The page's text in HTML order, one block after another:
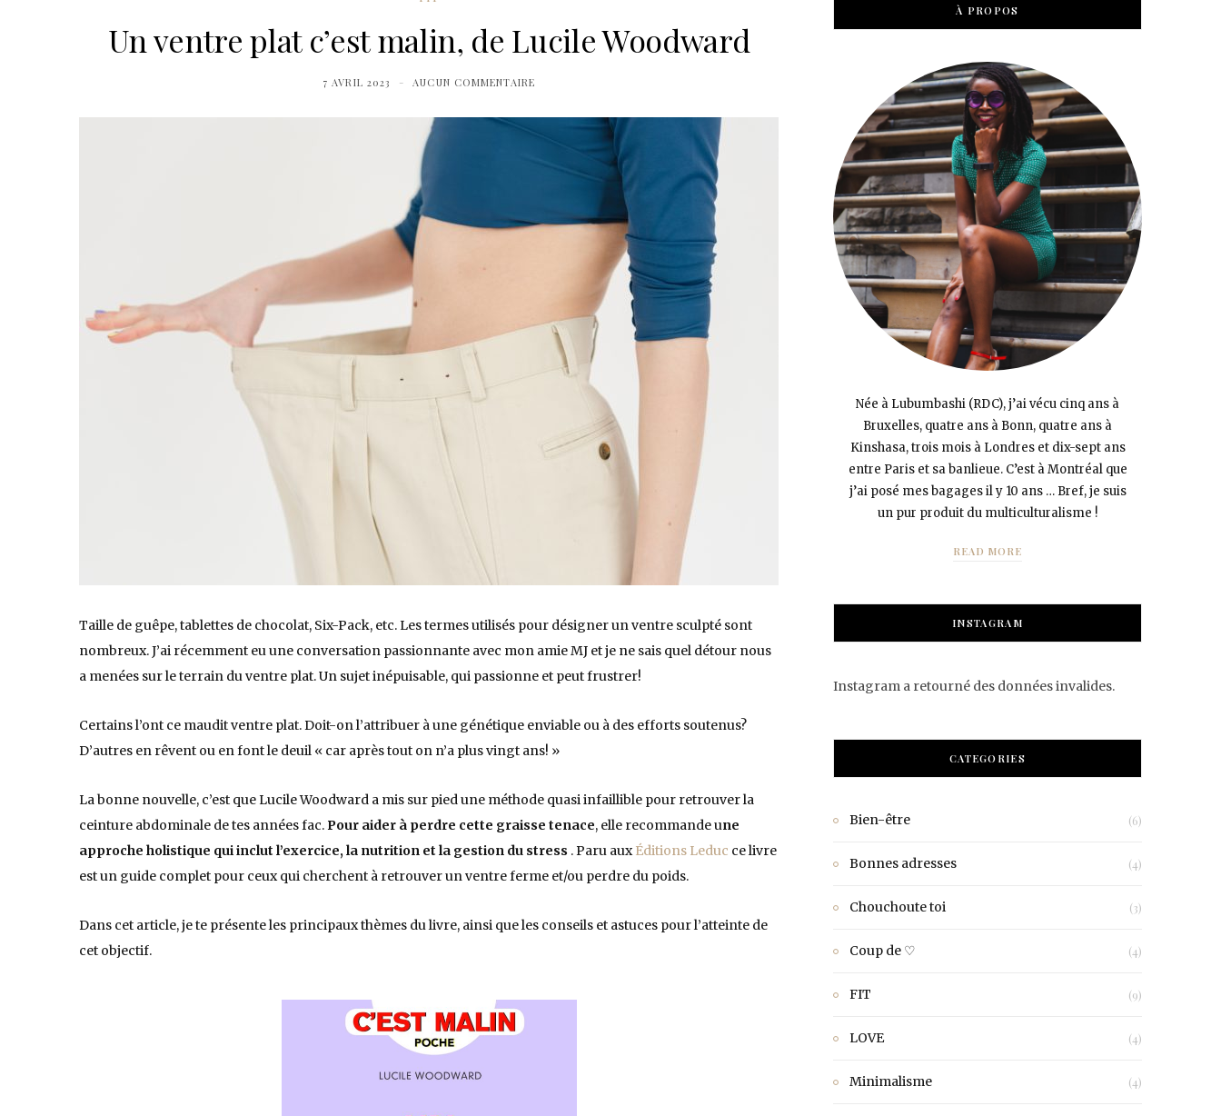
Un ventre plat c’est malin, de Lucile Woodward
7 AVRIL 2023 AUCUN COMMENTAIRE
Taille de guêpe, tablettes de chocolat, Six-Pack, etc. Les termes utilisés pour désigner un ventre sculpté sont
nombreux. J’ai récemment eu une conversation passionnante avec mon amie MJ et je ne sais quel détour nous
a menées sur le terrain du ventre plat. Un sujet inépuisable, qui passionne et peut frustrer!
Certains l’ont ce maudit ventre plat. Doit-on l’attribuer à une génétique enviable ou à des efforts soutenus?
D’autres en rêvent ou en font le deuil « car après tout on n’a plus vingt ans! »
La bonne nouvelle, c’est que Lucile Woodward a mis sur pied une méthode quasi infaillible pour retrouver la
ceinture abdominale de tes années fac. Pour aider à perdre cette graisse tenace, elle recommande une
approche holistique qui inclut l’exercice, la nutrition et la gestion du stress . Paru auxÉditions Leduc ce livre
est un guide complet pour ceux qui cherchent à retrouver un ventre ferme et/ou perdre du poids.
Dans cet article, je te présente les principaux thèmes du livre, ainsi que les conseils et astuces pour l’atteinte de
cet objectif.
À PROPOS
Née à Lubumbashi (RDC), j’ai vécu cinq ans à
Bruxelles, quatre ans à Bonn, quatre ans à
Kinshasa, trois mois à Londres et dix-sept ans
entre Paris et sa banlieue. C’est à Montréal que
j’ai posé mes bagages il y 10 ans … Bref, je suis
un pur produit du multiculturalisme !
READ MORE
INSTAGRAM
Instagram a retourné des données invalides.
CATEGORIES
Bien-être (6)
Bonnes adresses (4)
Chouchoute toi (3)
Coup de ♡ (4)
FIT (9)
LOVE (4)
Minimalisme (4)